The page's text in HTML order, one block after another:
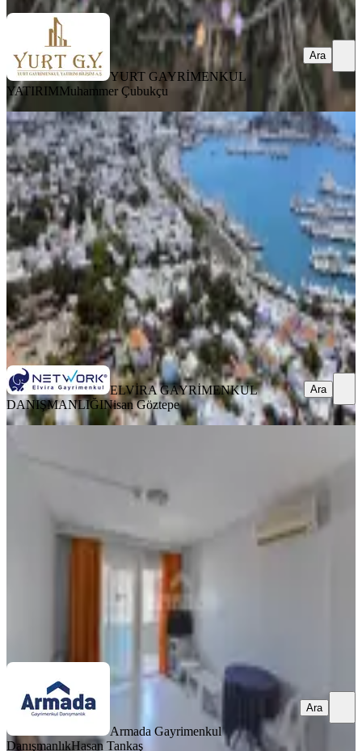
YURT GAYRİMENKUL
YATIRIMMuhammer Çubukçu
Ara
Bodrum Marina'da 18 Odalı Satılık
Butik Otel
Muğla, Bodrum
1171 m²·13.06.2026
370.000.000 ₺
ELVİRA GAYRİMENKUL DANIŞMANLIĞI Nisan Göztepe
Ara
ELVİRA GAYRİMENKUL
DANIŞMANLIĞINisan Göztepe
Ara
10.06.2026
295.000.000 ₺
Armada Gayrimenkul DanışmanlıkHasan Tankaş
Armada Gayrimenkul
DanışmanlıkHasan Tankaş
Ara